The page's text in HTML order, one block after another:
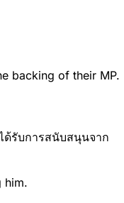
backing of their MP.
ด้รับการสนับสนุนจาก
him.